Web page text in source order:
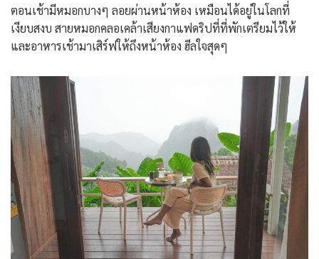
ตอนเช้ามีหมอกบางๆ ลอยผ่านหน้าห้อง เหมือนได้อยู่ในโลกที่
เงียบสงบ สายหมอกคลอเคล้าเสียงกาแฟดริปที่ที่พักเตรียมไว้ให้
และอาหารเช้ามาเสิร์ฟให้ถึงหน้าห้อง ฮีลใจสุดๆ